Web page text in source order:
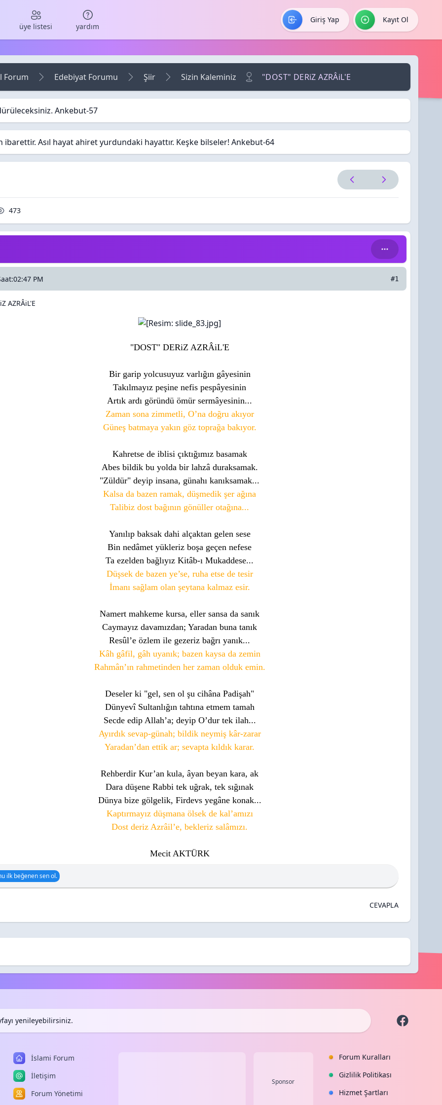
üye listesi yardım
Giriş Yap Kayıt Ol
Forum Edebiyat Forumu Şiir Sizin Kaleminiz "DOST" DERiZ AZRÂiL'E
Ankebut-57
Asıl hayat ahiret yurdundaki hayattır. Keşke bilseler! Ankebut-64
/ Cevaplar
Okunma / Görüntüleme
473
PM #1
AZRÂiL'E
"DOST" DERiZ AZRÂiL'E
Bir garip yolcusuyuz varlığın gâyesinin
Takılmayız peşine nefis pespâyesinin
Artık ardı göründü ömür sermâyesinin...
Zaman sona zimmetli, O’na doğru akıyor
Güneş batmaya yakın göz toprağa bakıyor.
Kahretse de iblisi çıktığımız basamak
Abes bildik bu yolda bir lahzâ duraksamak.
"Züldür" deyip insana, günahı kanıksamak...
Kalsa da bazen ramak, düşmedik şer ağına
Talibiz dost bağının gönüller otağına...
Yanılıp baksak dahi alçaktan gelen sese
Bin nedâmet yükleriz boşa geçen nefese
Ta ezelden bağlıyız Kitâb-ı Mukaddese...
Düşsek de bazen ye’se, ruha etse de tesir
İmanı sağlam olan şeytana kalmaz esir.
Namert mahkeme kursa, eller sansa da sanık
Caymayız davamızdan; Yaradan buna tanık
Resûl’e özlem ile gezeriz bağrı yanık...
Kâh gâfil, gâh uyanık; bazen kaysa da zemin
Rahmân’ın rahmetinden her zaman olduk emin.
Deseler ki "gel, sen ol şu cihâna Padişah"
Dünyevî Sultanlığın tahtına etmem tamah
Secde edip Allah’a; deyip O’dur tek ilah...
Ayırdık sevap-günah; bildik neymiş kâr-zarar
Yaradan’dan ettik ar; sevapta kıldık karar.
Rehberdir Kur’an kula, âyan beyan kara, ak
Dara düşene Rabbi tek uğrak, tek sığınak
Dünya bize gölgelik, Firdevs yegâne konak...
Kaptırmayız düşmana ölsek de kal’amızı
Dost deriz Azrâil’e, bekleriz salâmızı.
Mecit AKTÜRK
ilk beğenen sen ol.
CEVAPLA
yenileyebilirsiniz.
İslami Forum
İletişim
Forum Yönetimi
Sponsor
Forum Kuralları
Gizlilik Politikası
Hizmet Şartları